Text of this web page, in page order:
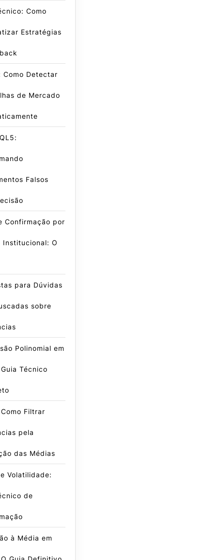
Entrada", LOG_INFO); // ...
Como
Estratégias
Como Detectar
de Mercado
Falsos
Confirmação por
Institucional: O
para Dúvidas
sobre
Polinomial em
Técnico
Filtrar
pela
das Médias
Volatilidade:
de
à Média em